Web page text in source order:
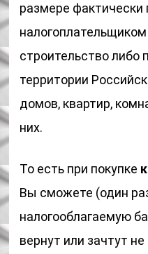
размере
строительство либо
территории
домов, квартир,
них.
То есть при покупке
Вы сможете (один
налогооблагаемую
вернут или зачтут